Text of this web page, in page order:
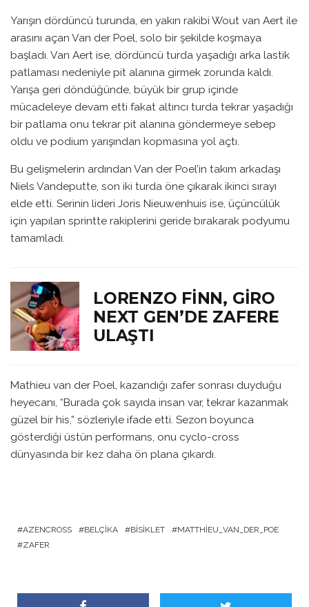
Yarışın dördüncü turunda, en yakın rakibi Wout van Aert ile
arasını açan Van der Poel, solo bir şekilde koşmaya
başladı. Van Aert ise, dördüncü turda yaşadığı arka lastik
patlaması nedeniyle pit alanına girmek zorunda kaldı.
Yarışa geri döndüğünde, büyük bir grup içinde
mücadeleye devam etti fakat altıncı turda tekrar yaşadığı
bir patlama onu tekrar pit alanına göndermeye sebep
oldu ve podium yarışından kopmasına yol açtı.
Bu gelişmelerin ardından Van der Poel’in takım arkadaşı
Niels Vandeputte, son iki turda öne çıkarak ikinci sırayı
elde etti. Serinin lideri Joris Nieuwenhuis ise, üçüncülük
için yapılan sprintte rakiplerini geride bırakarak podyumu
tamamladı.
LORENZO FINN, GIRO
NEXT GEN’DE ZAFERE
ULAŞTI
Mathieu van der Poel, kazandığı zafer sonrası duyduğu
heyecanı, “Burada çok sayıda insan var, tekrar kazanmak
güzel bir his,” sözleriyle ifade etti. Sezon boyunca
gösterdiği üstün performans, onu cyclo-cross
dünyasında bir kez daha ön plana çıkardı.
AZENCROSS BELÇIKA BISIKLET
MATTHIEU_VAN_DER_POE
ZAFER